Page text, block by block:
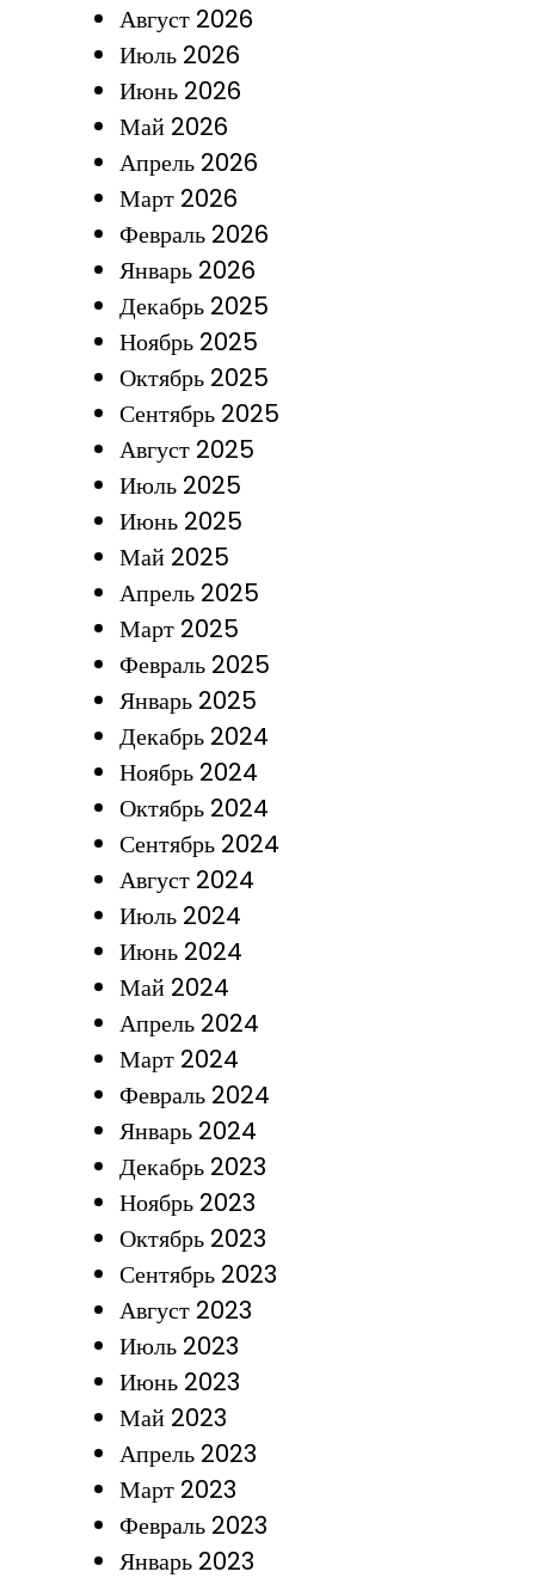
Август 2026
Июль 2026
Июнь 2026
Май 2026
Апрель 2026
Март 2026
Февраль 2026
Январь 2026
Декабрь 2025
Ноябрь 2025
Октябрь 2025
Сентябрь 2025
Август 2025
Июль 2025
Июнь 2025
Май 2025
Апрель 2025
Март 2025
Февраль 2025
Январь 2025
Декабрь 2024
Ноябрь 2024
Октябрь 2024
Сентябрь 2024
Август 2024
Июль 2024
Июнь 2024
Май 2024
Апрель 2024
Март 2024
Февраль 2024
Январь 2024
Декабрь 2023
Ноябрь 2023
Октябрь 2023
Сентябрь 2023
Август 2023
Июль 2023
Июнь 2023
Май 2023
Апрель 2023
Март 2023
Февраль 2023
Январь 2023